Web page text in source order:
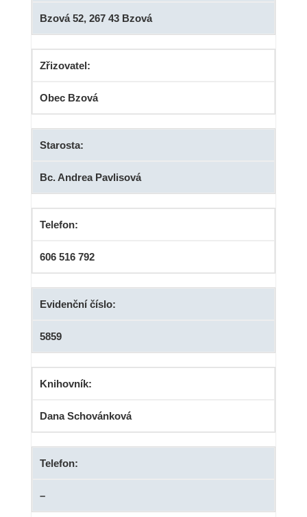
Bzová 52, 267 43 Bzová
Zřizovatel:
Obec Bzová
Starosta:
Bc. Andrea Pavlisová
Telefon:
606 516 792
Evidenční číslo:
5859
Knihovník:
Dana Schovánková
Telefon:
–